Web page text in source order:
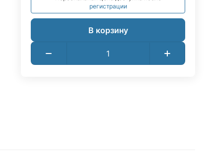
регистрации
В корзину